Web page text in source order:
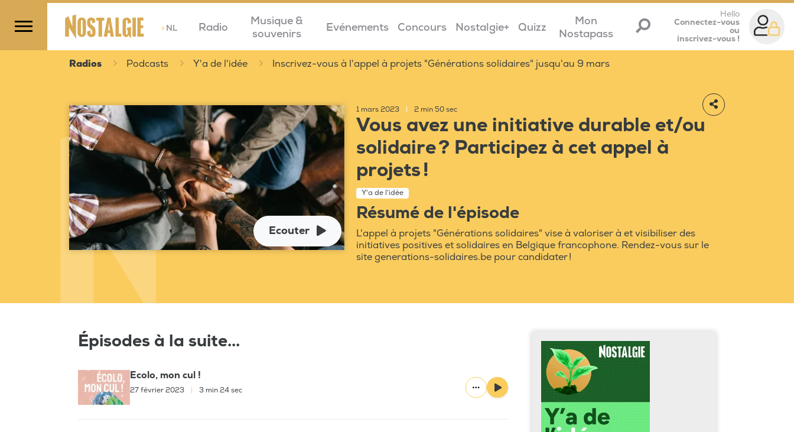
>NL Radio
Musique &
souvenirs
Evénements Concours Nostalgie+ Quizz
Mon
Nostapass
Hello
Connectez-vous
ou
inscrivez-vous !
Radios Podcasts Y'a de l'idée Inscrivez-vous à l'appel à projets "Générations solidaires" jusqu'au 9 mars
Ecouter
1 mars 2023 2 min 50 sec
Vous avez une initiative durable et/ou
solidaire ? Participez à cet appel à
projets !
Y'a de l'idée
Résumé de l'épisode
L'appel à projets "Générations solidaires" vise à valoriser à et visibiliser des
initiatives positives et solidaires en Belgique francophone. Rendez-vous sur le
site generations-solidaires.be pour candidater !
Épisodes à la suite...
Ecolo, mon cul !
27 février 2023 3 min 24 sec